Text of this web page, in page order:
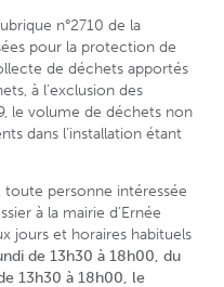
n°2710 de la
pour la protection de
de déchets apportés
à l’exclusion des
le volume de déchets non
dans l’installation étant
toute personne intéressée
à la mairie d’Ernée
jours et horaires habituels
de 13h30 à 18h00, du
13h30 à 18h00, le